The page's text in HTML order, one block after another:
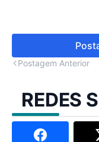
Postagem Anterior
REDES